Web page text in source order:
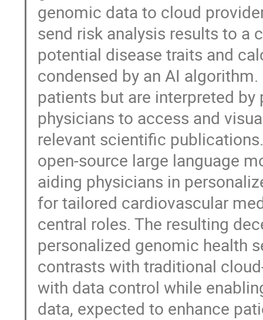
genomic data to cloud
send risk analysis results to a
potential disease traits and
condensed by an AI
patients but are interpreted
physicians to access and
relevant scientific
open-source large language
aiding physicians in
for tailored cardiovascular
central roles. The resulting
personalized genomic health
contrasts with traditional
with data control while
data, expected to enhance